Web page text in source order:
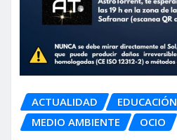
ACTUALIDAD
EDUCACIÓN
MEDIO AMBIENTE
OCIO